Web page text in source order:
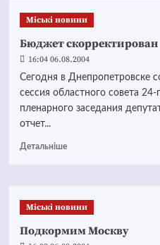
Mіські новини
Бюджет скорректирован
16:04 06.08.2004
Сегодня в Днепропетровске
сессия областного совета
пленарного заседания
отчет...
Детальніше
Mіські новини
Подкормим Москву